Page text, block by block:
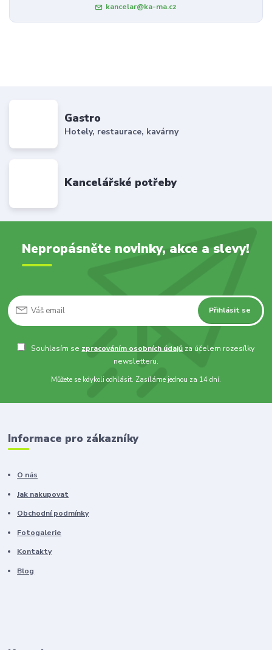
kancelar@ka-ma.cz
Gastro
Hotely, restaurace, kavárny
Kancelářské potřeby
Nepropásněte novinky, akce a slevy!
Přihlásit se
Souhlasím se zpracováním osobních údajů za účelem rozesílky
newsletteru.
Můžete se kdykoli odhlásit. Zasíláme jednou za 14 dní.
Informace pro zákazníky
O nás
Jak nakupovat
Obchodní podmínky
Fotogalerie
Kontakty
Blog